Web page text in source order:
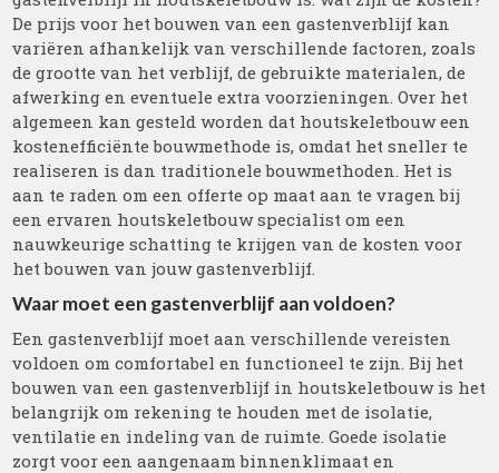
De prijs voor het bouwen van een gastenverblijf kan
variëren afhankelijk van verschillende factoren, zoals
de grootte van het verblijf, de gebruikte materialen, de
afwerking en eventuele extra voorzieningen. Over het
algemeen kan gesteld worden dat houtskeletbouw een
kostenefficiënte bouwmethode is, omdat het sneller te
realiseren is dan traditionele bouwmethoden. Het is
aan te raden om een offerte op maat aan te vragen bij
een ervaren houtskeletbouw specialist om een
nauwkeurige schatting te krijgen van de kosten voor
het bouwen van jouw gastenverblijf.
Waar moet een gastenverblijf aan voldoen?
Een gastenverblijf moet aan verschillende vereisten
voldoen om comfortabel en functioneel te zijn. Bij het
bouwen van een gastenverblijf in houtskeletbouw is het
belangrijk om rekening te houden met de isolatie,
ventilatie en indeling van de ruimte. Goede isolatie
zorgt voor een aangenaam binnenklimaat en